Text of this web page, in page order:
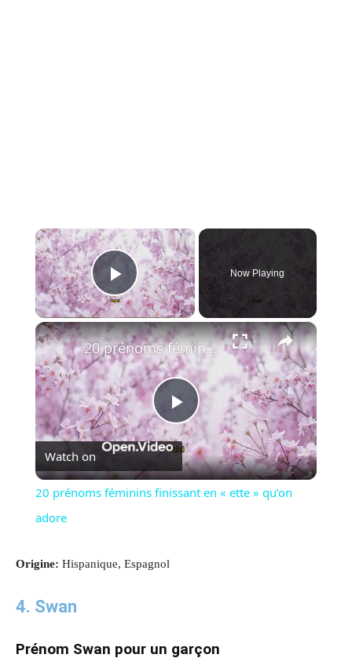
×
Play Video
Now Playing
×
Play
Video
20 prénoms féminins finissant en « ette » qu’on adore
Watch on
20 prénoms féminins finissant en « ette » qu’on
adore
Origine: Hispanique, Espagnol
4. Swan
Prénom Swan pour un garçon